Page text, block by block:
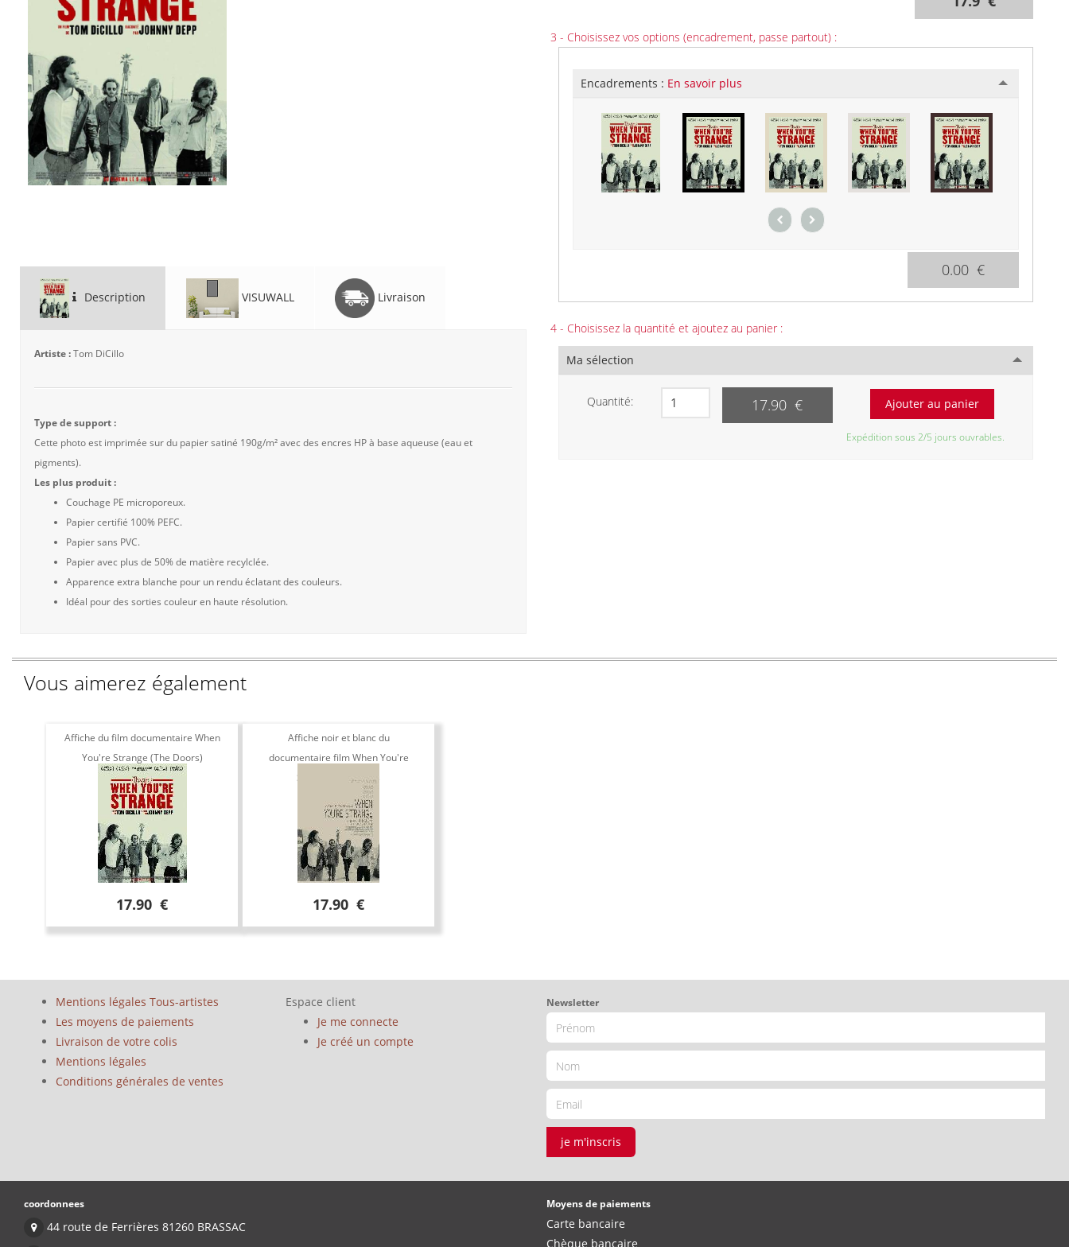
Description VISUWALL Livraison
Artiste :Tom DiCillo
Type de support :
Cette photo est imprimée sur du papier satiné 190g/m² avec des encres HP à base aqueuse (eau et
pigments).
Les plus produit :
Couchage PE microporeux.
Papier certifié 100% PEFC.
Papier sans PVC.
Papier avec plus de 50% de matière recylclée.
Apparence extra blanche pour un rendu éclatant des couleurs.
Idéal pour des sorties couleur en haute résolution.
3 - Choisissez vos options (encadrement, passe partout) :
Encadrements : En savoir plus
0.00 €
4 - Choisissez la quantité et ajoutez au panier :
Ma sélection
Quantité: 17.90 €
Expédition sous 2/5 jours ouvrables.
Vous aimerez également
Affiche du film documentaire When
You're Strange (The Doors)
17.90 €
Affiche noir et blanc du
documentaire film When You're
Strange The Doors
17.90 €
Mentions légales Tous-artistes
Les moyens de paiements
Livraison de votre colis
Mentions légales
Conditions générales de ventes
Espace client
Je me connecte
Je créé un compte
Newsletter
je m'inscris
coordonnees
44 route de Ferrières 81260 BRASSAC
Moyens de paiements
Carte bancaire
Chèque bancaire